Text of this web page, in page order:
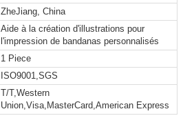
ZheJiang, China
Aide à la création d'illustrations pour
l'impression de bandanas personnalisés
1 Piece
ISO9001,SGS
T/T,Western
Union,Visa,MasterCard,American Express